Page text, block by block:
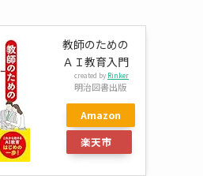
教師のための
ＡＩ教育入門
created by Rinker
明治図書出版
Amazon
楽天市